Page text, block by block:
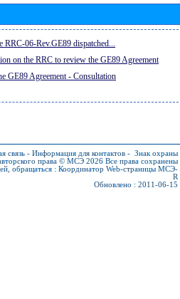
06-Rev.GE89 dispatched...
on the RRC to review the GE89 Agreement
GE89 Agreement - Consultation
связь - Информация для контактов - Знак охраны
права © МСЭ 2026 Все права сохранены
обращаться : Координатор Web-страницы МСЭ-
R
Обновлено : 2011-06-15